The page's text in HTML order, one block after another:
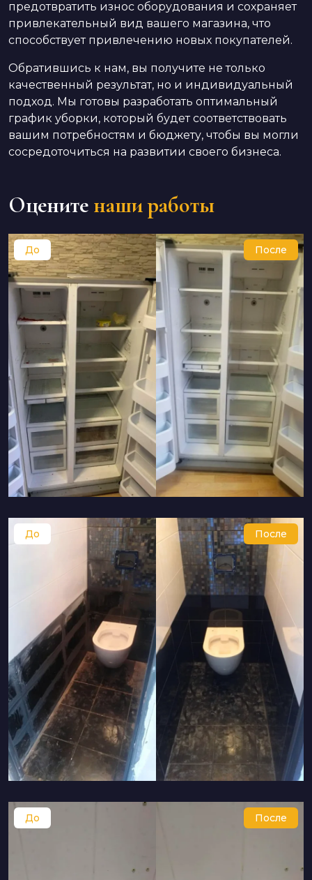
предотвратить износ оборудования и сохраняет
привлекательный вид вашего магазина, что
способствует привлечению новых покупателей.
Обратившись к нам, вы получите не только
качественный результат, но и индивидуальный
подход. Мы готовы разработать оптимальный
график уборки, который будет соответствовать
вашим потребностям и бюджету, чтобы вы могли
сосредоточиться на развитии своего бизнеса.
Оцените наши работы